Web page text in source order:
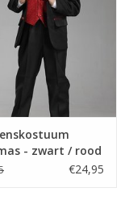
- zwart / rood
€24,95